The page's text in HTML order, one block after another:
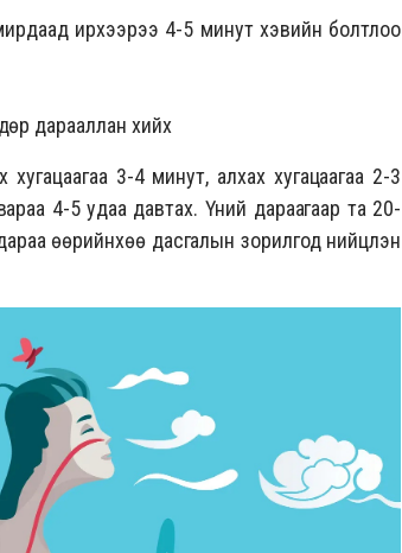
ирхээрээ 4-5 минут хэвийн болтлоо
дарааллан хийх
3-4 минут, алхах хугацаагаа 2-3
4-5 удаа давтах. Үүний дараагаар та 20-
өөрийнхөө дасгалын зорилгод нийцүүлэн